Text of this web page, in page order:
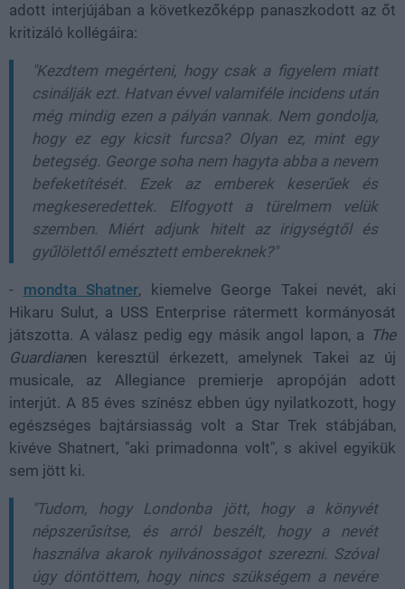
adott interjújában a következőképp panaszkodott az őt
kritizáló kollégáira:
"Kezdtem megérteni, hogy csak a figyelem miatt
csinálják ezt. Hatvan évvel valamiféle incidens után
még mindig ezen a pályán vannak. Nem gondolja,
hogy ez egy kicsit furcsa? Olyan ez, mint egy
betegség. George soha nem hagyta abba a nevem
befeketítését. Ezek az emberek keserűek és
megkeseredettek. Elfogyott a türelmem velük
szemben. Miért adjunk hitelt az irigységtől és
gyűlölettől emésztett embereknek?"
- mondta Shatner, kiemelve George Takei nevét, aki
Hikaru Sulut, a USS Enterprise rátermett kormányosát
játszotta. A válasz pedig egy másik angol lapon, a The
Guardianen keresztül érkezett, amelynek Takei az új
musicale, az Allegiance premierje apropóján adott
interjút. A 85 éves színész ebben úgy nyilatkozott, hogy
egészséges bajtársiasság volt a Star Trek stábjában,
kivéve Shatnert, "aki primadonna volt", s akivel egyikük
sem jött ki.
"Tudom, hogy Londonba jött, hogy a könyvét
népszerűsítse, és arról beszélt, hogy a nevét
használva akarok nyilvánosságot szerezni. Szóval
úgy döntöttem, hogy nincs szükségem a nevére